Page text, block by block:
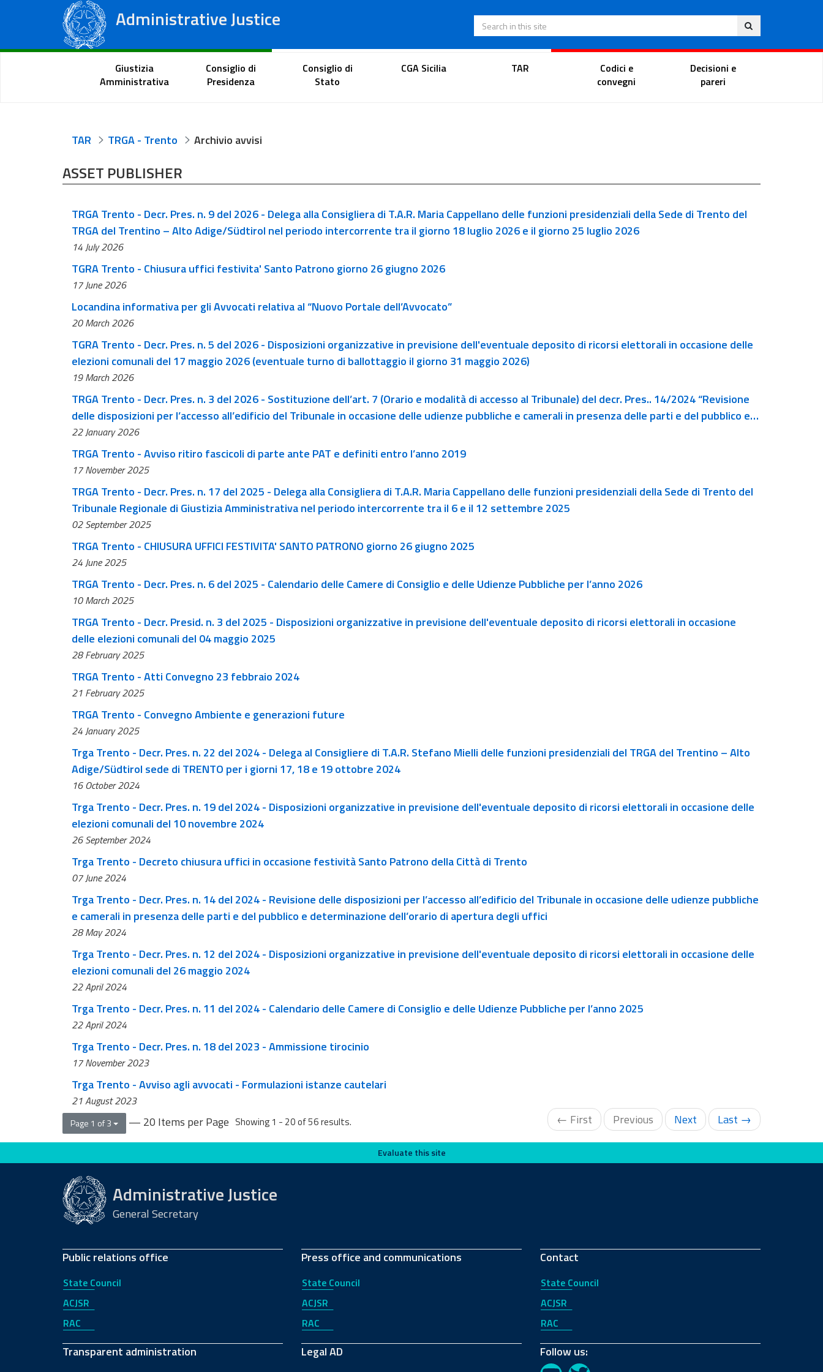
Administrative Justice
Regional Administrative Courts
Eng
Search in this site
Citizen Portal Lawyer's portal Magistrate Portal
Giustizia
Amministrativa
Consiglio di
Presidenza
Consiglio di
Stato
CGA Sicilia TAR
Codici e
convegni
Decisioni e
pareri
TAR TRGA - Trento Archivio avvisi
ASSET PUBLISHER
TRGA Trento - Decr. Pres. n. 9 del 2026 - Delega alla Consigliera di T.A.R. Maria Cappellano delle funzioni presidenziali della Sede di Trento del
TRGA del Trentino – Alto Adige/Südtirol nel periodo intercorrente tra il giorno 18 luglio 2026 e il giorno 25 luglio 2026
14 July 2026
TGRA Trento - Chiusura uffici festivita' Santo Patrono giorno 26 giugno 2026
17 June 2026
Locandina informativa per gli Avvocati relativa al “Nuovo Portale dell’Avvocato”
20 March 2026
TGRA Trento - Decr. Pres. n. 5 del 2026 - Disposizioni organizzative in previsione dell'eventuale deposito di ricorsi elettorali in occasione delle
elezioni comunali del 17 maggio 2026 (eventuale turno di ballottaggio il giorno 31 maggio 2026)
19 March 2026
TRGA Trento - Decr. Pres. n. 3 del 2026 - Sostituzione dell’art. 7 (Orario e modalità di accesso al Tribunale) del decr. Pres.. 14/2024 “Revisione
delle disposizioni per l’accesso all’edificio del Tribunale in occasione delle udienze pubbliche e camerali in presenza delle parti e del pubblico e
determinazione dell’orario di apertura degli uffici”
22 January 2026
TRGA Trento - Avviso ritiro fascicoli di parte ante PAT e definiti entro l’anno 2019
17 November 2025
TRGA Trento - Decr. Pres. n. 17 del 2025 - Delega alla Consigliera di T.A.R. Maria Cappellano delle funzioni presidenziali della Sede di Trento del
Tribunale Regionale di Giustizia Amministrativa nel periodo intercorrente tra il 6 e il 12 settembre 2025
02 September 2025
TRGA Trento - CHIUSURA UFFICI FESTIVITA' SANTO PATRONO giorno 26 giugno 2025
24 June 2025
TRGA Trento - Decr. Pres. n. 6 del 2025 - Calendario delle Camere di Consiglio e delle Udienze Pubbliche per l’anno 2026
10 March 2025
TRGA Trento - Decr. Presid. n. 3 del 2025 - Disposizioni organizzative in previsione dell'eventuale deposito di ricorsi elettorali in occasione
delle elezioni comunali del 04 maggio 2025
28 February 2025
TRGA Trento - Atti Convegno 23 febbraio 2024
21 February 2025
TRGA Trento - Convegno Ambiente e generazioni future
24 January 2025
Trga Trento - Decr. Pres. n. 22 del 2024 - Delega al Consigliere di T.A.R. Stefano Mielli delle funzioni presidenziali del TRGA del Trentino – Alto
Adige/Südtirol sede di TRENTO per i giorni 17, 18 e 19 ottobre 2024
16 October 2024
Trga Trento - Decr. Pres. n. 19 del 2024 - Disposizioni organizzative in previsione dell'eventuale deposito di ricorsi elettorali in occasione delle
elezioni comunali del 10 novembre 2024
26 September 2024
Trga Trento - Decreto chiusura uffici in occasione festività Santo Patrono della Città di Trento
07 June 2024
Trga Trento - Decr. Pres. n. 14 del 2024 - Revisione delle disposizioni per l’accesso all’edificio del Tribunale in occasione delle udienze pubbliche
e camerali in presenza delle parti e del pubblico e determinazione dell’orario di apertura degli uffici
28 May 2024
Trga Trento - Decr. Pres. n. 12 del 2024 - Disposizioni organizzative in previsione dell'eventuale deposito di ricorsi elettorali in occasione delle
elezioni comunali del 26 maggio 2024
22 April 2024
Trga Trento - Decr. Pres. n. 11 del 2024 - Calendario delle Camere di Consiglio e delle Udienze Pubbliche per l’anno 2025
22 April 2024
Trga Trento - Decr. Pres. n. 18 del 2023 - Ammissione tirocinio
17 November 2023
Trga Trento - Avviso agli avvocati - Formulazioni istanze cautelari
21 August 2023
Page 1 of 3 — 20 Items per Page Showing 1 - 20 of 56 results. ← First Previous Next Last →
Evaluate this site Evaluate this site
Administrative Justice
General Secretary
Public relations office
State Council
ACJSR
RAC
Transparent administration
Press office and communications
State Council
ACJSR
RAC
Legal AD
Contact
State Council
ACJSR
RAC
Follow us: